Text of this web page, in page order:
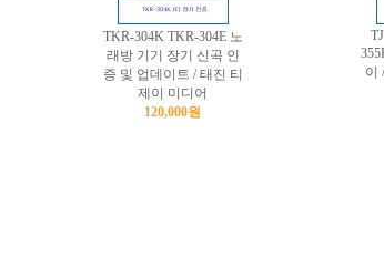
TKR-304K TKR-304E 노
래방 기기 장기 신곡 인
증 및 업데이트 / 태진 티
제이 미디어
120,000원
이